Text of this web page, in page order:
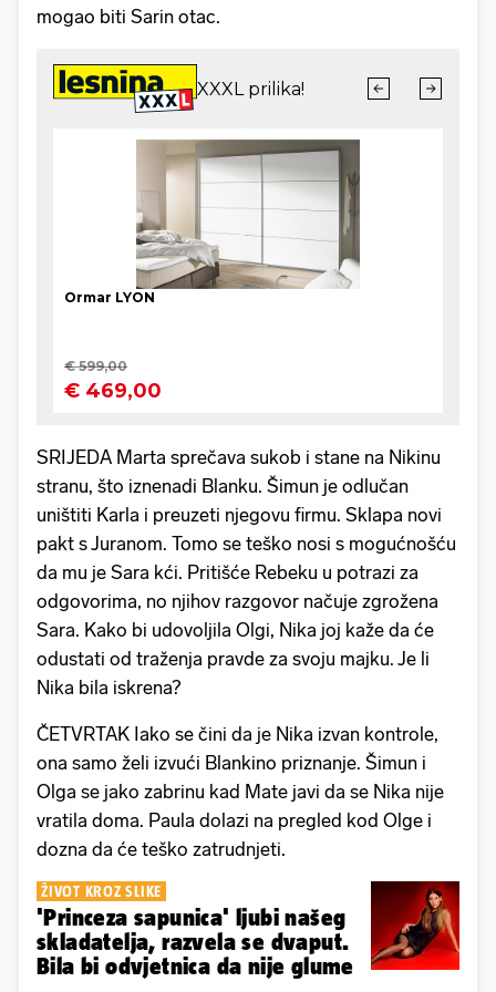
mogao biti Sarin otac.
SRIJEDA Marta sprečava sukob i stane na Nikinu
stranu, što iznenadi Blanku. Šimun je odlučan
uništiti Karla i preuzeti njegovu firmu. Sklapa novi
pakt s Juranom. Tomo se teško nosi s mogućnošću
da mu je Sara kći. Pritišće Rebeku u potrazi za
odgovorima, no njihov razgovor načuje zgrožena
Sara. Kako bi udovoljila Olgi, Nika joj kaže da će
odustati od traženja pravde za svoju majku. Je li
Nika bila iskrena?
ČETVRTAK Iako se čini da je Nika izvan kontrole,
ona samo želi izvući Blankino priznanje. Šimun i
Olga se jako zabrinu kad Mate javi da se Nika nije
vratila doma. Paula dolazi na pregled kod Olge i
dozna da će teško zatrudnjeti.
ŽIVOT KROZ SLIKE
'Princeza sapunica' ljubi našeg
skladatelja, razvela se dvaput.
Bila bi odvjetnica da nije glume